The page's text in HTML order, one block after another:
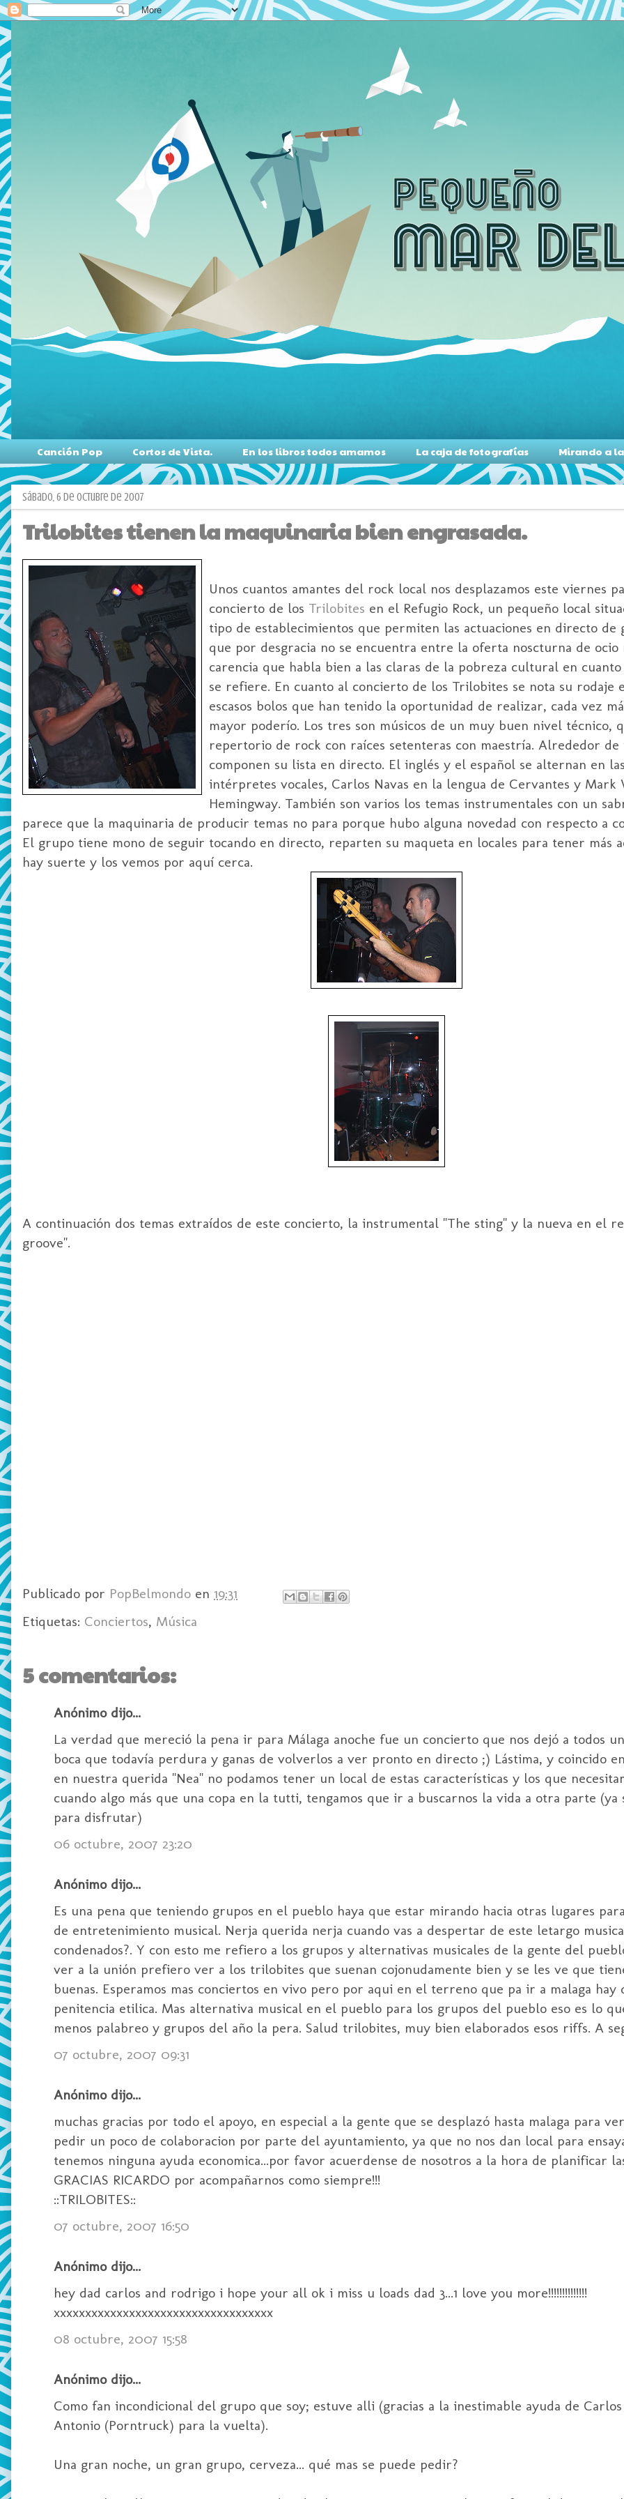
Canción Pop Cortos de Vista. En los libros todos amamos La caja de fotografías Mirando a
sábado, 6 de octubre de 2007
Trilobites tienen la maquinaria bien engrasada.
Unos cuantos amantes del rock local nos desplazamos este viernes
concierto de los Trilobites en el Refugio Rock, un pequeño local
tipo de establecimientos que permiten las actuaciones en directo de
que por desgracia no se encuentra entre la oferta noscturna de ocio
carencia que habla bien a las claras de la pobreza cultural en
se refiere. En cuanto al concierto de los Trilobites se nota su rodaje
escasos bolos que han tenido la oportunidad de realizar, cada vez
mayor poderío. Los tres son músicos de un muy buen nivel técnico,
repertorio de rock con raíces setenteras con maestría. Alrededor de
componen su lista en directo. El inglés y el español se alternan en
intérpretes vocales, Carlos Navas en la lengua de Cervantes y Mark
Hemingway. También son varios los temas instrumentales con un
parece que la maquinaria de producir temas no para porque hubo alguna novedad con respecto a
El grupo tiene mono de seguir tocando en directo, reparten su maqueta en locales para tener más
hay suerte y los vemos por aquí cerca.
A continuación dos temas extraídos de este concierto, la instrumental "The sting" y la nueva en el
groove".
Publicado por PopBelmondo en 19:31
Etiquetas: Conciertos, Música
5 comentarios:
Anónimo dijo...
La verdad que mereció la pena ir para Málaga anoche fue un concierto que nos dejó a todos
boca que todavía perdura y ganas de volverlos a ver pronto en directo ;) Lástima, y coincido
en nuestra querida "Nea" no podamos tener un local de estas características y los que
cuando algo más que una copa en la tutti, tengamos que ir a buscarnos la vida a otra parte (ya
para disfrutar)
06 octubre, 2007 23:20
Anónimo dijo...
Es una pena que teniendo grupos en el pueblo haya que estar mirando hacia otras lugares
de entretenimiento musical. Nerja querida nerja cuando vas a despertar de este letargo
condenados?. Y con esto me refiero a los grupos y alternativas musicales de la gente del
ver a la unión prefiero ver a los trilobites que suenan cojonudamente bien y se les ve que
buenas. Esperamos mas conciertos en vivo pero por aqui en el terreno que pa ir a malaga hay
penitencia etilica. Mas alternativa musical en el pueblo para los grupos del pueblo eso es lo
menos palabreo y grupos del año la pera. Salud trilobites, muy bien elaborados esos riffs. A
07 octubre, 2007 09:31
Anónimo dijo...
muchas gracias por todo el apoyo, en especial a la gente que se desplazó hasta malaga para
pedir un poco de colaboracion por parte del ayuntamiento, ya que no nos dan local para
tenemos ninguna ayuda economica...por favor acuerdense de nosotros a la hora de planificar
GRACIAS RICARDO por acompañarnos como siempre!!!
::TRILOBITES::
07 octubre, 2007 16:50
Anónimo dijo...
hey dad carlos and rodrigo i hope your all ok i miss u loads dad 3...1 love you more!!!!!!!!!!!!!!
xxxxxxxxxxxxxxxxxxxxxxxxxxxxxxxxxxx
08 octubre, 2007 15:58
Anónimo dijo...
Como fan incondicional del grupo que soy; estuve alli (gracias a la inestimable ayuda de
Antonio (Porntruck) para la vuelta).
Una gran noche, un gran grupo, cerveza... qué mas se puede pedir?